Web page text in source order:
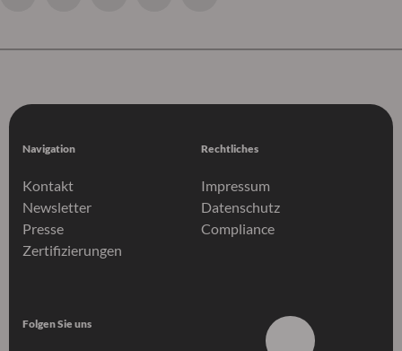
Navigation
Kontakt
Newsletter
Presse
Zertifizierungen
Rechtliches
Impressum
Datenschutz
Compliance
Folgen Sie uns